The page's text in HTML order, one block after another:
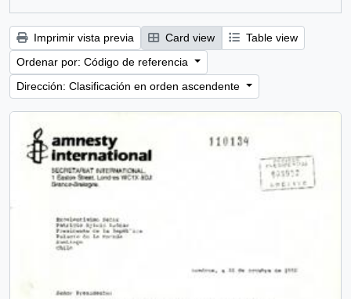
Imprimir vista previa Card view
Table view
Ordenar por: Código de referencia
Dirección: Clasificación en orden ascendente